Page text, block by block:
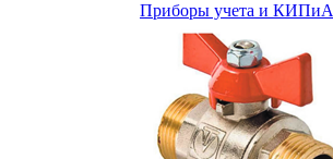
Приборы учета и КИПиА